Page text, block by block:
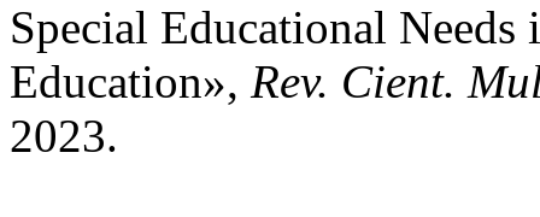
Special Educational
Education», Rev. Cient.
2023.